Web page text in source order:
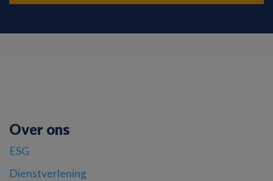
Over ons
ESG
Dienstverlening